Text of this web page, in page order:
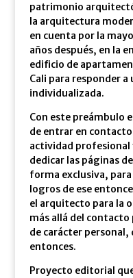
patrimonio
la arquitectura
en cuenta por la
años después, en la
edificio de
Cali para responder
individualizada.
Con este preámbulo
de entrar en
actividad profesional
dedicar las páginas
forma exclusiva,
logros de ese
el arquitecto para la
más allá del
de carácter personal,
entonces.
Proyecto editorial